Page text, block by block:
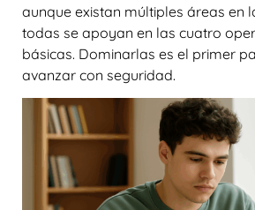
aunque existan múltiples áreas en
todas se apoyan en las cuatro
básicas. Dominarlas es el primer
avanzar con seguridad.